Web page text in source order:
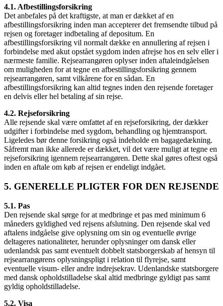
4.1. Afbestillingsforsikring
Det anbefales på det kraftigste, at man er dækket af en
afbestillingsforsikring inden man accepterer det fremsendte tilbud på
rejsen og foretager indbetaling af depositum. En
afbestillingsforsikring vil normalt dække en annullering af rejsen i
forbindelse med akut opstået sygdom inden afrejse hos en selv eller i
nærmeste familie. Rejsearrangøren oplyser inden aftaleindgåelsen
om muligheden for at tegne en afbestillingsforsikring gennem
rejsearrangøren, samt vilkårene for en sådan. En
afbestillingsforsikring kan altid tegnes inden den rejsende foretager
en delvis eller hel betaling af sin rejse.
4.2. Rejseforsikring
Alle rejsende skal være omfattet af en rejseforsikring, der dækker
udgifter i forbindelse med sygdom, behandling og hjemtransport.
Ligeledes bør denne forsikring også indeholde en bagagedækning.
Såfremt man ikke allerede er dækket, vil det være muligt at tegne en
rejseforsikring igennem rejsearrangøren. Dette skal gøres oftest også
inden en aftale om køb af rejsen er endeligt indgået.
5. GENERELLE PLIGTER FOR DEN REJSENDE
5.1. Pas
Den rejsende skal sørge for at medbringe et pas med minimum 6
måneders gyldighed ved rejsens afslutning. Den rejsende skal ved
aftalens indgåelse give oplysning om sin og eventuelle øvrige
deltageres nationaliteter, herunder oplysninger om dansk eller
udenlandsk pas samt eventuelt dobbelt statsborgerskab af hensyn til
rejsearrangørens oplysningspligt i relation til flyrejse, samt
eventuelle visum- eller andre indrejsekrav. Udenlandske statsborgere
med dansk opholdstilladelse skal altid medbringe gyldigt pas samt
gyldig opholdstilladelse.
5.2. Visa